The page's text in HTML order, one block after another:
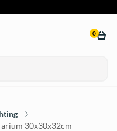
0
30x30x32cm